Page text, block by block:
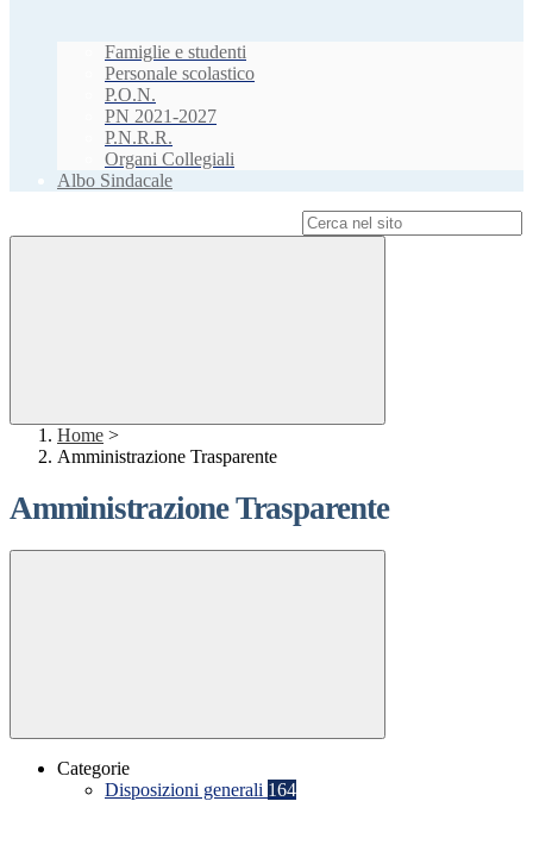
Famiglie e studenti
Personale scolastico
P.O.N.
PN 2021-2027
P.N.R.R.
Organi Collegiali
Albo Sindacale
Home >
Amministrazione Trasparente
Amministrazione Trasparente
Categorie
Disposizioni generali 164